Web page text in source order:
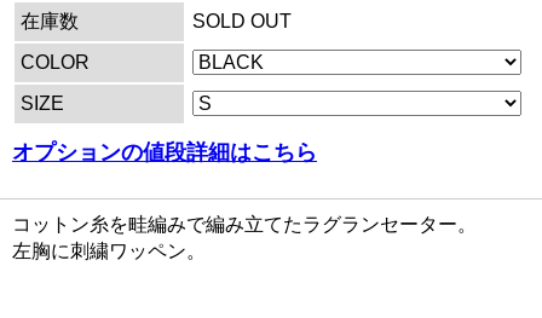
在庫数
SOLD OUT
COLOR
SIZE
オプションの値段詳細はこちら
コットン糸を畦編みで編み立てたラグランセーター。
左胸に刺繍ワッペン。